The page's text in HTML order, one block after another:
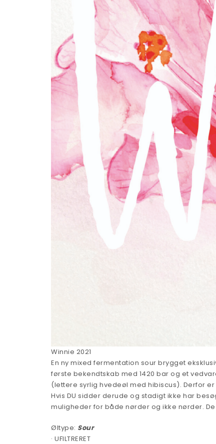
Winnie 2021
En ny mixed fermentation sour brygget
første bekendtskab med 1420 bar og et
(lettere syrlig hvedeøl med hibiscus). Derfor
Hvis DU sidder derude og stadigt ikke har
muligheder for både nørder og ikke nørder.
Øltype: Sour
· UFILTRERET